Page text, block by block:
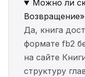
Можно ли
Да, книга
формате fb2
на сайте
структуру